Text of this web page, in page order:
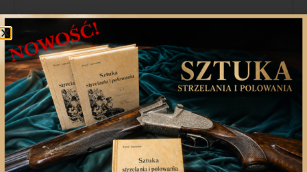
Myśliwi wyciągają kolejne martwe
jelenie z jeziora w Ińsku
Choć zdawać by się mogło, że tragedia jeleni znad
jeziora
2 marca 2021
Zarząd Główny